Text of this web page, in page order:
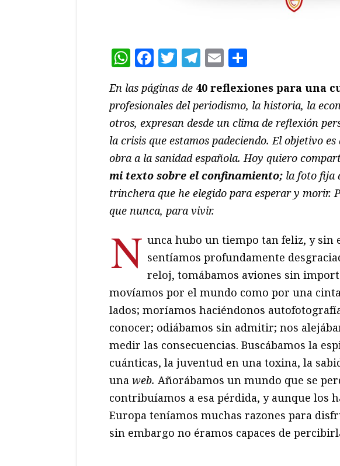
WhatsApp
Facebook
Twitter
Telegram
Email
En las páginas de 40 reflexiones para una
profesionales del periodismo, la historia, la
otros, expresan desde un clima de reflexión
la crisis que estamos padeciendo. El objetivo
obra a la sanidad española. Hoy quiero
mi texto sobre el confinamiento; la foto fija
trinchera que he elegido para esperar y morir.
que nunca, para vivir.
N unca hubo un tiempo tan feliz, y sin
sentíamos profundamente
reloj, tomábamos aviones sin
movíamos por el mundo como por una
lados; moríamos haciéndonos
conocer; odiábamos sin admitir; nos
medir las consecuencias. Buscábamos la
cuánticas, la juventud en una toxina, la
una web. Añorábamos un mundo que se
contribuíamos a esa pérdida, y aunque los
Europa teníamos muchas razones para
sin embargo no éramos capaces de